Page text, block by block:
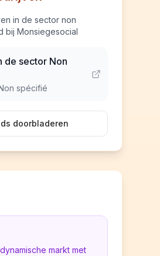
in de sector non
bij Monsiegesocial
de sector Non
spécifié
doorbladeren
markt met